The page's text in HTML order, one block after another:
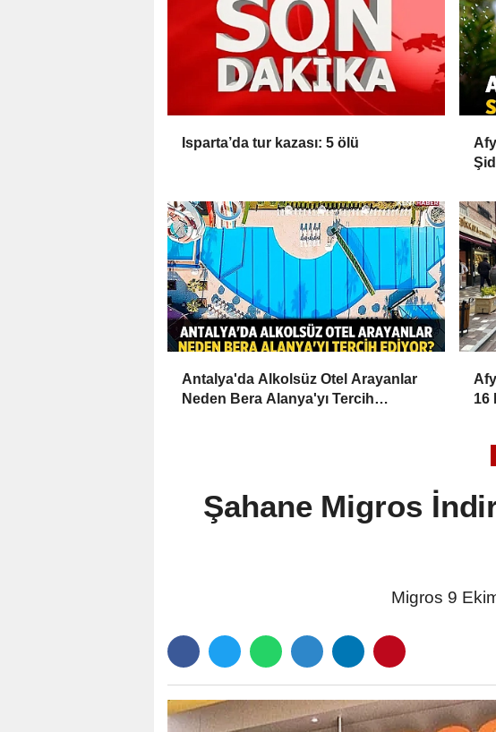
Isparta’da tur kazası: 5 ölü
Antalya'da Alkolsüz Otel Arayanlar
Neden Bera Alanya'yı Tercih
16
Şahane Migros
Migros 9